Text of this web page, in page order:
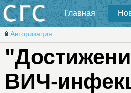
Главная
Авторизация
ВИЧ-